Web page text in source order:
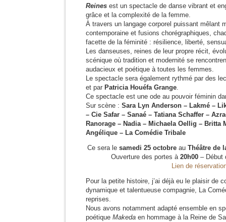
Reines est un spectacle de danse vibrant et
grâce et la complexité de la femme.
À travers un langage corporel puissant mêlant
contemporaine et fusions chorégraphiques,
facette de la féminité : résilience, liberté,
Les danseuses, reines de leur propre récit,
scénique où tradition et modernité se
audacieux et poétique à toutes les femmes.
Le spectacle sera également rythmé par des
et par Patricia Houéfa Grange.
Ce spectacle est une ode au pouvoir féminin
Sur scène : Sara Lyn Anderson – Lakmé –
– Cie Safar – Sanaé – Tatiana Schaffer –
Ranorage – Nadia – Michaela Oellig – Britta
Angélique – La Comédie Tribale
Ce sera le samedi 25 octobre au Théâtre de
Ouverture des portes à 20h00 – Début
Lien de
Pour la petite histoire, j’ai déjà eu le plaisir de
dynamique et talentueuse compagnie, La
reprises.
Nous avons notamment adapté ensemble en
poétique Makeda en hommage à la Reine de